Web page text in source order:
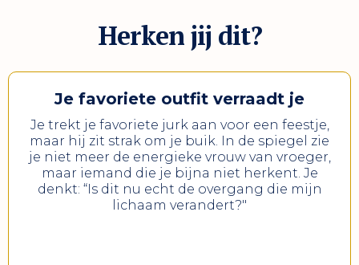
Herken jij dit?
Je favoriete outfit verraadt je
Je trekt je favoriete jurk aan voor een feestje,
maar hij zit strak om je buik. In de spiegel zie
je niet meer de energieke vrouw van vroeger,
maar iemand die je bijna niet herkent. Je
denkt: “Is dit nu echt de overgang die mijn
lichaam verandert?"